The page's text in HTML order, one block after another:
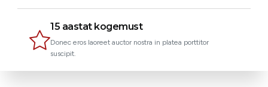
15 aastat kogemust
Donec eros laoreet auctor nostra in platea porttitor
suscipit.